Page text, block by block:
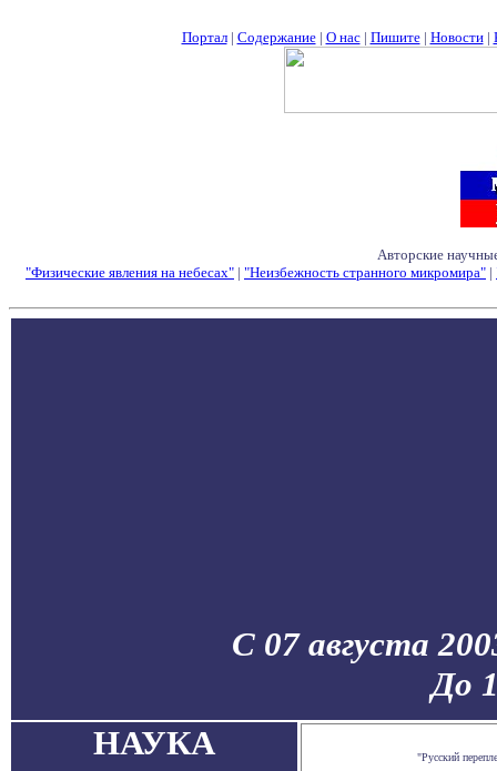
Портал| Содержание| О нас| Пишите| Новости|
Авторские
"Физические явления на небесах" | "Неизбежность странного микромира" |
С 07 августа
До
НАУКА
"Русский